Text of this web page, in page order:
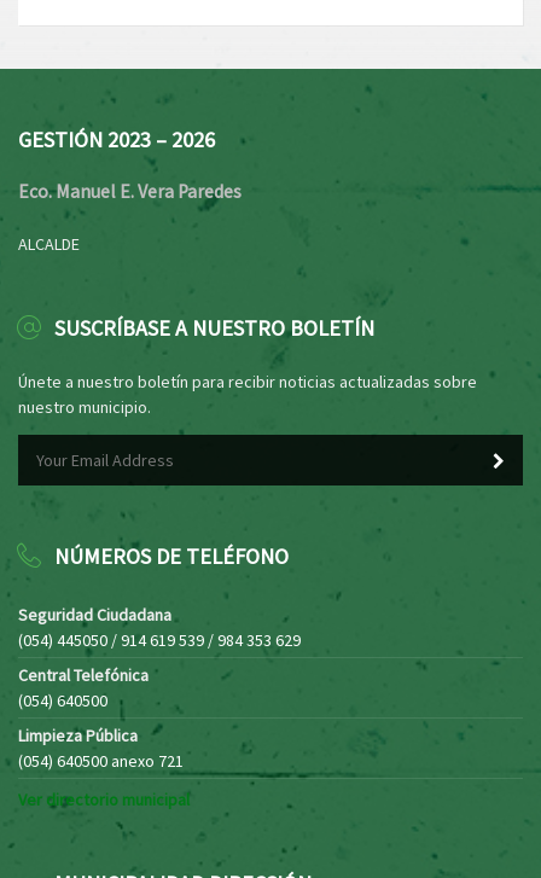
GESTIÓN 2023 – 2026
Eco. Manuel E. Vera Paredes
ALCALDE
SUSCRÍBASE A NUESTRO BOLETÍN
Únete a nuestro boletín para recibir noticias actualizadas sobre
nuestro municipio.
NÚMEROS DE TELÉFONO
Seguridad Ciudadana
(054) 445050 / 914 619 539 / 984 353 629
Central Telefónica
(054) 640500
Limpieza Pública
(054) 640500 anexo 721
Ver directorio municipal